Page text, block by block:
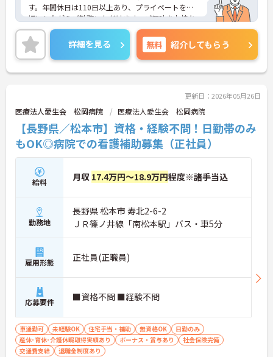
す。年間休日は110日以上あり、プライベートを大
切にしながらご勤務いただけます。ご興味をお持ち
の方はお気軽にお問い合わせください。
詳細を見る 無料 紹介してもらう
更新日：2026年05月26日
医療法人愛生会 松岡病院 医療法人愛生会 松岡病院
【長野県／松本市】資格・経験不問！日勤帯のみ
もOK◎病院での看護補助募集（正社員）
給料 月収 17.4万円～18.9万円程度※諸手当込
勤務地
長野県 松本市 寿北2-6-2
ＪＲ篠ノ井線「南松本駅」バス・車5分
雇用形態 正社員(正職員)
応募要件 ■資格不問 ■経験不問
車通勤可 未経験OK 住宅手当・補助 無資格OK
日勤のみ
産休･育休･介護休暇取得実績あり
ボーナス・賞与あり
社会保険完備
交通費支給
退職金制度あり